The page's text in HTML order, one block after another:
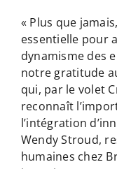
« Plus que
essentielle pour
dynamisme des
notre gratitude
qui, par le volet
reconnaît
l’intégration
Wendy Stroud,
humaines chez